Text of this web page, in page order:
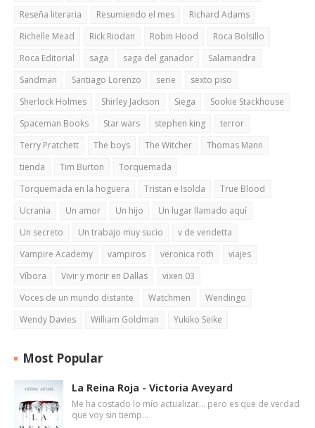
Reseña literaria
Resumiendo el mes
Richard Adams
Richelle Mead
Rick Riodan Robin Hood
Roca Bolsillo
Roca Editorial
saga saga del ganador
Salamandra
Sandman
Santiago Lorenzo serie
sexto piso
Sherlock Holmes
Shirley Jackson Siega
Sookie Stackhouse
Spaceman Books
Star wars stephen king
terror
Terry Pratchett
The boys The Witcher
Thomas Mann
tienda
Tim Burton
Torquemada
Torquemada en la hoguera
Tristan e Isolda
True Blood
Ucrania
Un amor Un hijo
Un lugar llamado aquí
Un secreto
Un trabajo muy sucio
v de vendetta
Vampire Academy
vampiros veronica roth
viajes
Víbora
Vivir y morir en Dallas
vixen 03
Voces de un mundo distante
Watchmen
Wendingo
Wendy Davies
William Goldman Yukiko Seike
Most Popular
La Reina Roja - Victoria Aveyard
Me ha costado lo mío actualizar... pero es que de verdad
que voy sin tiemp…